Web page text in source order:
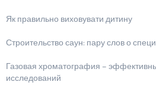
Як правильно виховувати дитину
Строительство саун: пару слов о
Газовая хроматография –
исследований